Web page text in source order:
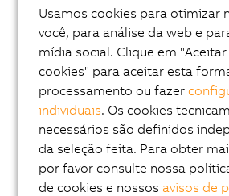
Variable frequency drives (VFD)
8LS-4 synchronous motors
8MS-4 synchronous motors
ACOPOSmotor Compact
8WSA servo motors
8WSB gear motors
Motores compactos 8LV
Usamos cookies para otimizar
você, para análise da web e
mídia social. Clique em
cookies" para aceitar esta
processamento ou fazer
individuais. Os cookies
necessários são definidos
da seleção feita. Para obter
por favor consulte nossa
de cookies e nossosavisos de